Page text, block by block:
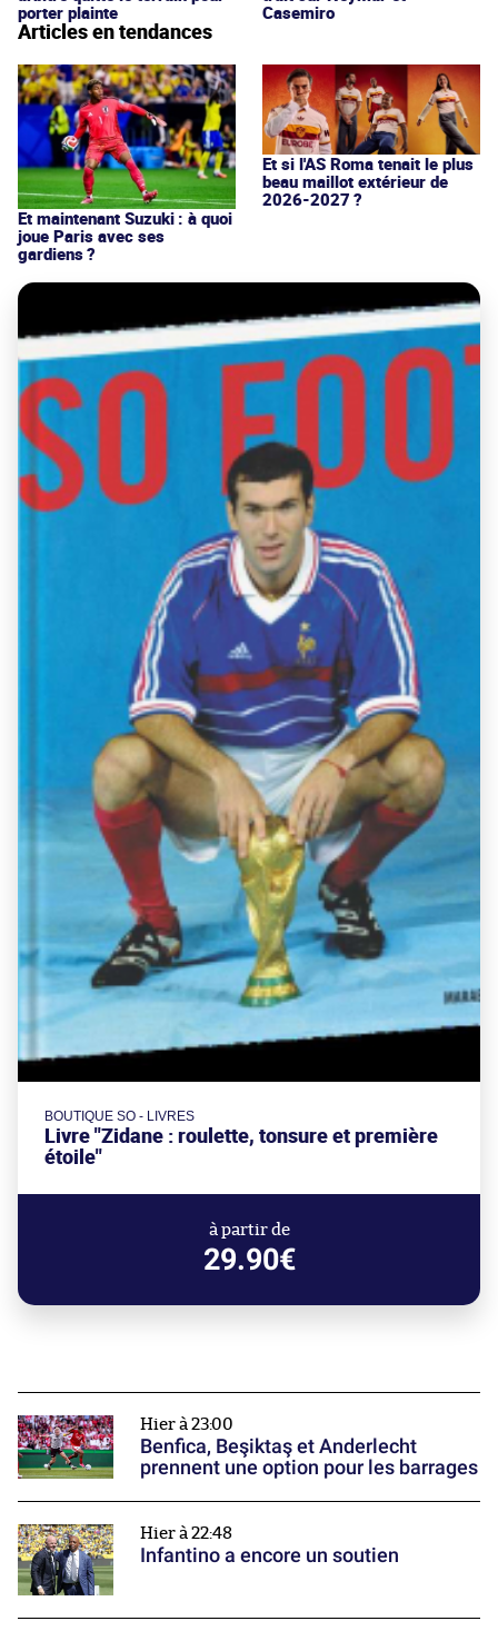
porter plainte
Casemiro
Articles en tendances
Et maintenant Suzuki : à quoi
joue Paris avec ses
gardiens ?
Et si l'AS Roma tenait le plus
beau maillot extérieur de
2026-2027 ?
BOUTIQUE SO - LIVRES
Livre "Zidane : roulette, tonsure et première
étoile"
à partir de
29.90€
Hier à 23:00
Benfica, Beşiktaş et Anderlecht
prennent une option pour les barrages
Hier à 22:48
Infantino a encore un soutien